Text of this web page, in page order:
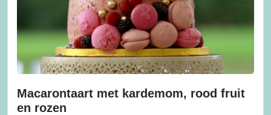
Macarontaart met kardemom, rood fruit
en rozen